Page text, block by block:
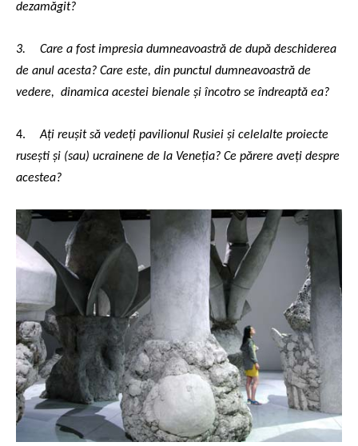
dezamăgit?
3.
Care a fost impresia dumneavoastră de după deschiderea
de anul acesta? Care este, din punctul dumneavoastră de
vedere, dinamica acestei bienale și încotro se îndreaptă ea?
4.
Ați reușit să vedeți pavilionul Rusiei și celelalte proiecte
rusești și (sau) ucrainene de la Veneția? Ce părere aveți despre
acestea?